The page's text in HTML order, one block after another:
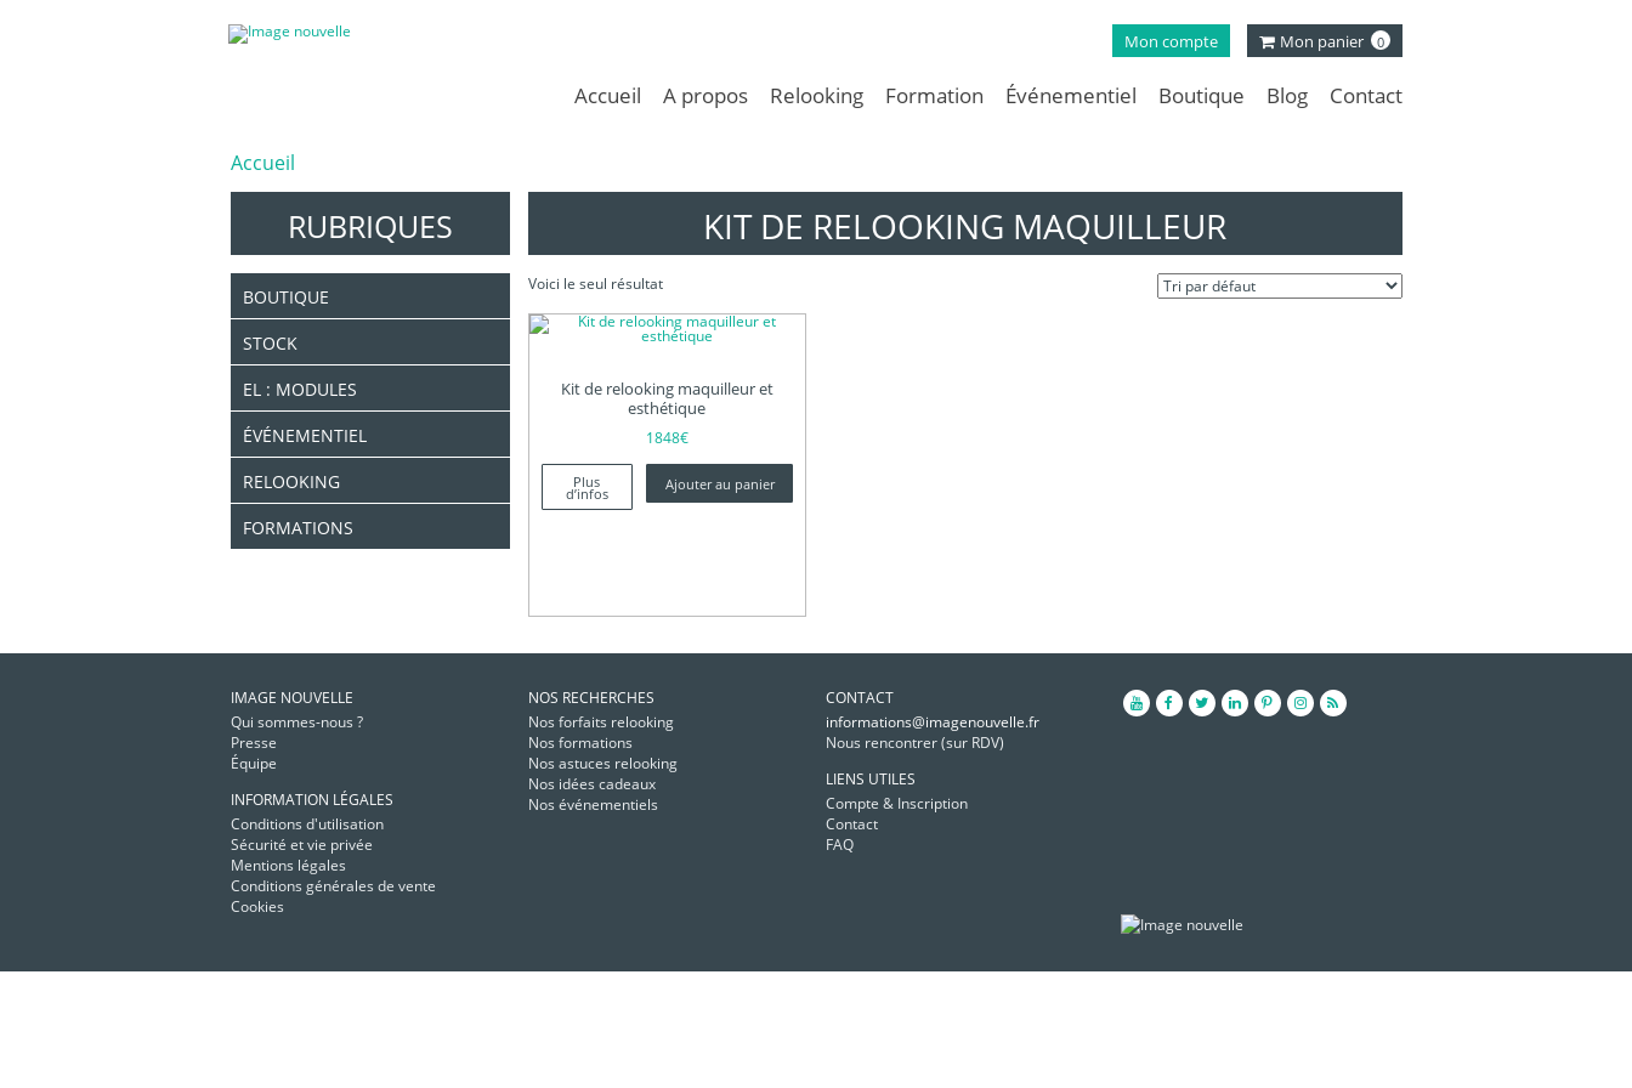
Mon compte Mon panier 0
Accueil A propos Relooking Formation Événementiel Boutique Blog Contact
Accueil
KIT DE RELOOKING MAQUILLEUR
Voici le seul résultat
Kit de relooking maquilleur et
esthétique
1848€
Ajouter au panier
Plus
d’infos
RUBRIQUES
BOUTIQUE
STOCK
EL : MODULES
ÉVÉNEMENTIEL
RELOOKING
FORMATIONS
IMAGE NOUVELLE
Qui sommes-nous ?
Presse
Équipe
INFORMATION LÉGALES
Conditions d'utilisation
Sécurité et vie privée
Mentions légales
Conditions générales de vente
Cookies
NOS RECHERCHES
Nos forfaits relooking
Nos formations
Nos astuces relooking
Nos idées cadeaux
Nos événementiels
CONTACT
informations@imagenouvelle.fr
Nous rencontrer (sur RDV)
LIENS UTILES
Compte & Inscription
Contact
FAQ